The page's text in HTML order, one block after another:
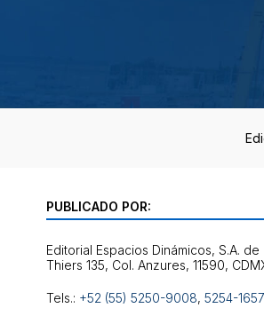
PUBLICADO POR:
Editorial Espacios Dinámicos, S.A. de
Tels.: +52 (55) 5250-9008, 5254-1657